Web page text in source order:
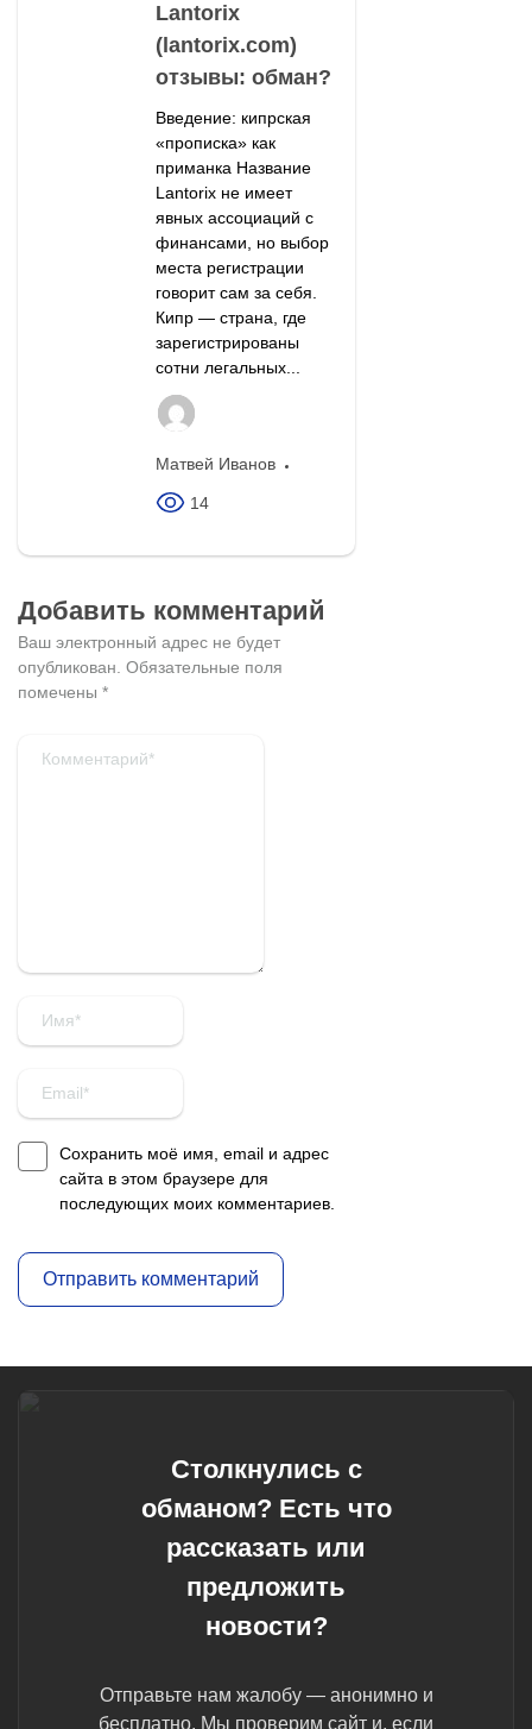
Lantorix
(lantorix.com)
отзывы: обман?
Введение: кипрская
«прописка» как
приманка Название
Lantorix не имеет
явных ассоциаций с
финансами, но выбор
места регистрации
говорит сам за себя.
Кипр — страна, где
зарегистрированы
сотни легальных...
Матвей Иванов
14
Добавить комментарий
Ваш электронный адрес не будет
опубликован. Обязательные поля
помечены *
Сохранить моё имя, email и адрес
сайта в этом браузере для
последующих моих комментариев.
Столкнулись с
обманом? Есть что
рассказать или
предложить
новости?
Отправьте нам жалобу — анонимно и
бесплатно. Мы проверим сайт и, если